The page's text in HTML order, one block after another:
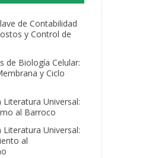
de Contabilidad
y Control de
de Biología Celular:
y Ciclo
Literatura Universal:
al Barroco
Literatura Universal:
al